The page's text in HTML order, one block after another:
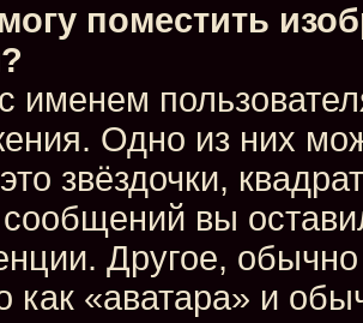
поместить
именем
Одно из них
звёздочки,
сообщений вы
Другое,
как «аватара» и